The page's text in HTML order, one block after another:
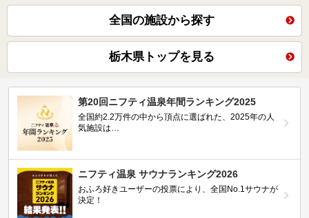
全国の施設から探す
栃木県トップを見る
第20回ニフティ温泉年間ランキング2025
全国約2.2万件の中から頂点に選ばれた、2025年の人
気施設は…
ニフティ温泉 サウナランキング2026
おふろ好きユーザーの投票により、全国No.1サウナが
決定！